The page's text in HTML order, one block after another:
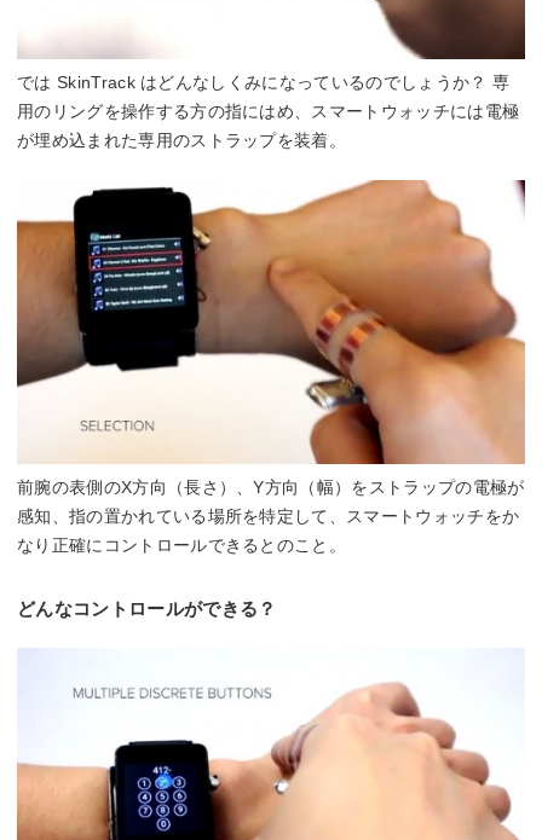
では SkinTrack はどんなしくみになっているのでしょうか？ 専
用のリングを操作する方の指にはめ、スマートウォッチには電極
が埋め込まれた専用のストラップを装着。
前腕の表側のX方向（長さ）、Y方向（幅）をストラップの電極が
感知、指の置かれている場所を特定して、スマートウォッチをか
なり正確にコントロールできるとのこと。
どんなコントロールができる？